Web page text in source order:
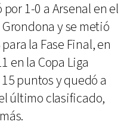
1-0 a Arsenal en el
y se metió
la Fase Final, en
en la Copa Liga
puntos y quedó a
último clasificado,